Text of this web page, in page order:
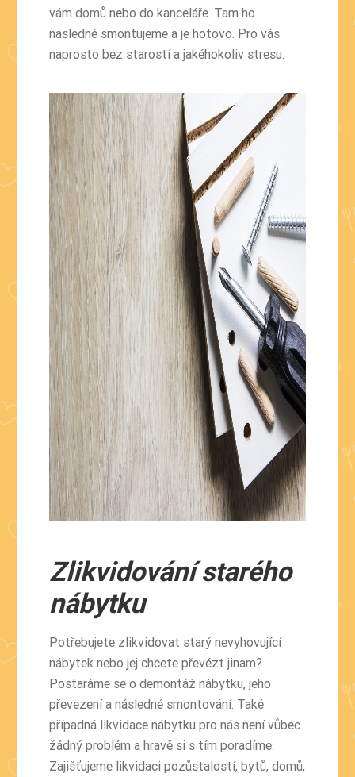
vám domů nebo do kanceláře. Tam ho
následně smontujeme a je hotovo. Pro vás
naprosto bez starostí a jakéhokoliv stresu.
Zlikvidování starého
nábytku
Potřebujete zlikvidovat starý nevyhovující
nábytek nebo jej chcete převézt jinam?
Postaráme se o demontáž nábytku, jeho
převezení a následné smontování. Také
případná likvidace nábytku pro nás není vůbec
žádný problém a hravě si s tím poradíme.
Zajišťujeme likvidaci pozůstalostí, bytů, domů,